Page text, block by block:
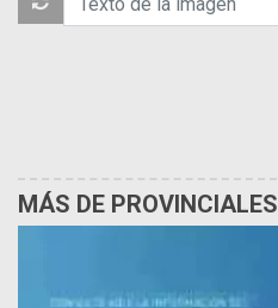
MÁS DE PROVINCIALES